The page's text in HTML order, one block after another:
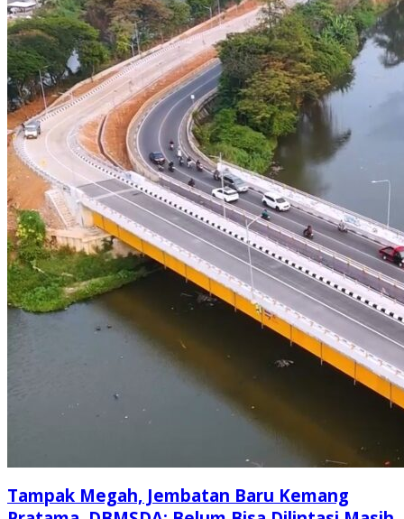
Tampak Megah, Jembatan Baru Kemang